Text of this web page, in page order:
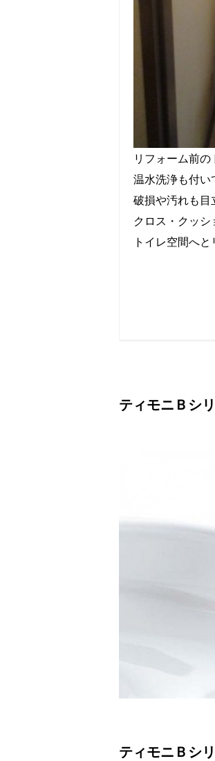
リフォーム前の
温水洗浄も付い
破損や汚れも目
クロス・クッ
トイレ空間へと
ティモニＢシ
ティモニＢシ